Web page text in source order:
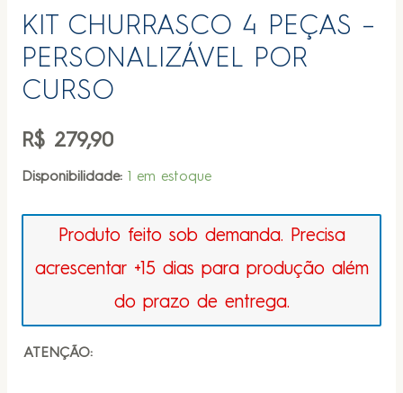
KIT CHURRASCO 4 PEÇAS –
PERSONALIZÁVEL POR
CURSO
R$279,90
Disponibilidade: 1 em estoque
Produto feito sob demanda. Precisa
acrescentar +15 dias para produção além
do prazo de entrega.
ATENÇÃO: